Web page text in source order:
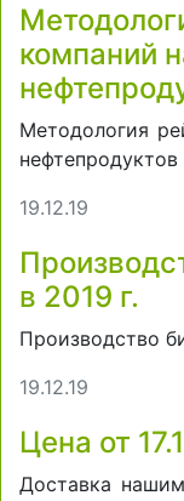
компаний
Методология
нефтепродуктов
19.12.19
в 2019 г.
Производство
19.12.19
Цена от
Доставка